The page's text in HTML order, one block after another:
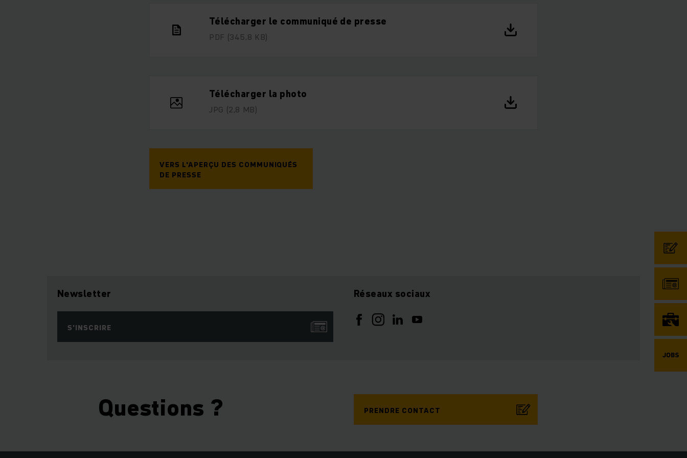
Télécharger le communiqué de presse
PDF (345,8 KB)
Télécharger la photo
JPG (2,8 MB)
VERS L'APERÇU DES COMMUNIQUÉS
DE PRESSE
Newsletter
S’INSCRIRE
Réseaux sociaux
Questions ? PRENDRE CONTACT